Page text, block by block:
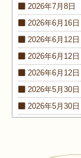
2026年7月8日
2026年6月16日
2026年6月12日
2026年6月12日
2026年6月12日
2026年5月30日
2026年5月30日